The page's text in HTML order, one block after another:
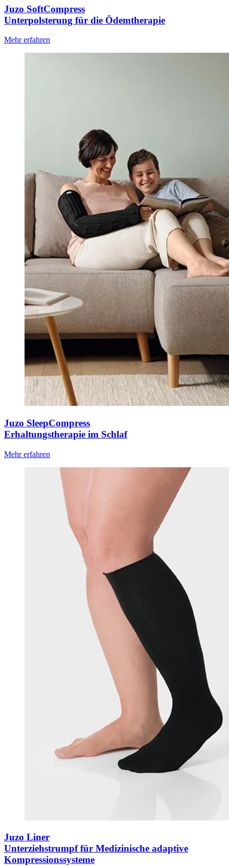
Juzo SoftCompress
Unterpolsterung für die Ödemtherapie
Mehr erfahren
Juzo SleepCompress
Erhaltungstherapie im Schlaf
Mehr erfahren
Juzo Liner
Unterziehstrumpf für Medizinische adaptive
Kompressionssysteme